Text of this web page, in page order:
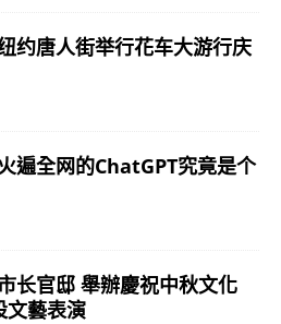
纽约唐人街举行花车大游行庆
火遍全网的ChatGPT究竟是个
市长官邸 舉辦慶祝中秋文化
文藝表演